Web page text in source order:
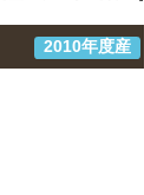
2010年度産